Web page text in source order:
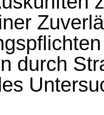
durch